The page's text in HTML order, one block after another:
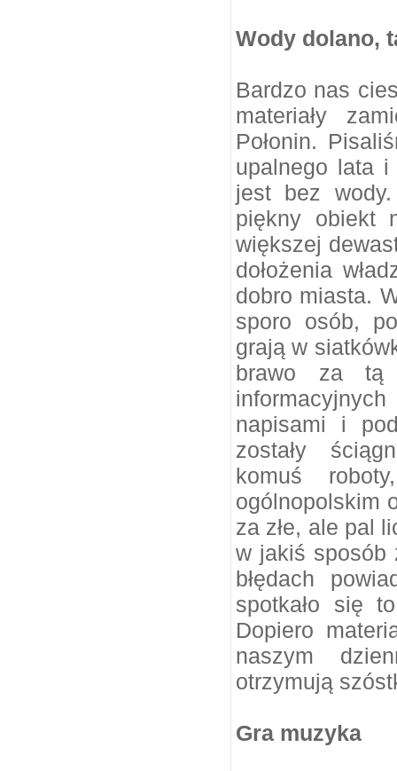
Wody dolano,
Bardzo nas
materiały
Połonin.
upalnego lata i
jest bez
piękny obiekt
większej
dołożenia
dobro miasta.
sporo osób,
grają w
brawo za tą
napisami i
zostały
komuś
ogólnopolskim
za złe, ale pal
w jakiś sposób
błędach
spotkało się
Dopiero
naszym
otrzymują
Gra muzyka